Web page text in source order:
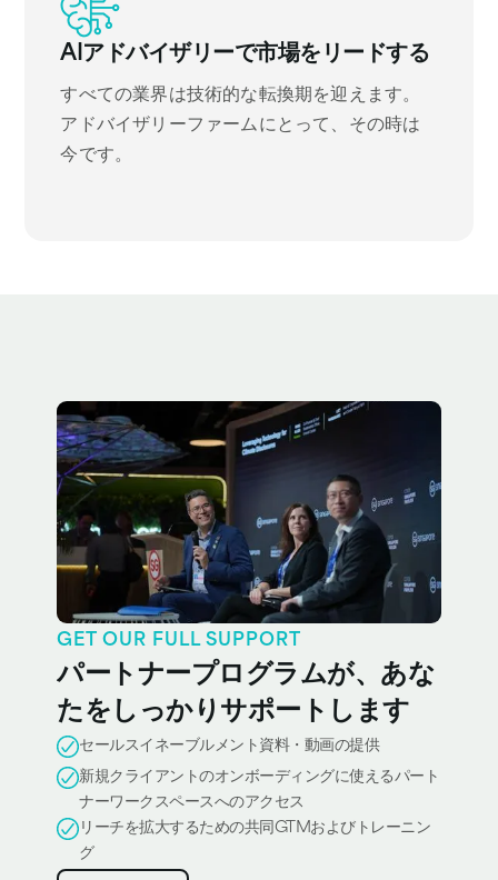
AIアドバイザリーで市場をリードする
すべての業界は技術的な転換期を迎えます。
アドバイザリーファームにとって、その時は
今です。
GET OUR FULL SUPPORT
パートナープログラムが、あな
たをしっかりサポートします
セールスイネーブルメント資料・動画の提供
新規クライアントのオンボーディングに使えるパート
ナーワークスペースへのアクセス
リーチを拡大するための共同GTMおよびトレーニン
グ